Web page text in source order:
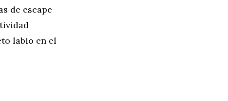
de escape
labio en el